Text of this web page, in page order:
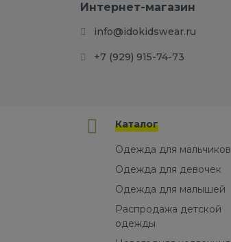
Интернет-магазин
info@idokidswear.ru
+7 (929) 915-74-73
Каталог
Одежда для мальчиков
Одежда для девочек
Одежда для малышей
Распродажа детской
одежды